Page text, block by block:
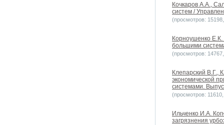
Кочкаров А.А.,
систем /
(просмотров:
Корноушенко
большими
(просмотров:
Клепарский В.Г.,
экономической
системами.
(просмотров:
Ильченко И.А.
загрязнения